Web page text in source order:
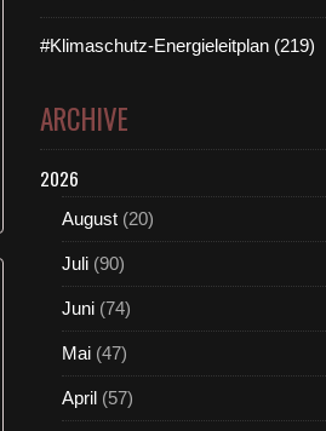
Veitshöchheims gemeindliche
0
#Klimaschutz-Energieleitplan (219)
ARCHIVE
2026
August (20)
Juli (90)
Juni (74)
Mai (47)
April (57)